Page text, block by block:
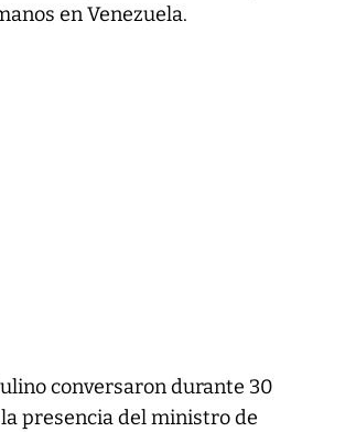
en Venezuela.
conversaron durante 30
presencia del ministro de